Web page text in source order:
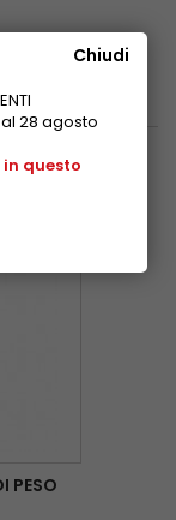
Chiudi
28 agosto
in questo
PESO